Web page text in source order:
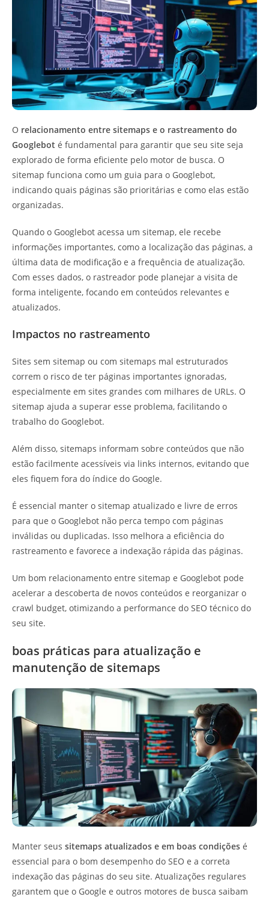
O relacionamento entre sitemaps e o rastreamento do
Googlebot é fundamental para garantir que seu site seja
explorado de forma eficiente pelo motor de busca. O
sitemap funciona como um guia para o Googlebot,
indicando quais páginas são prioritárias e como elas estão
organizadas.
Quando o Googlebot acessa um sitemap, ele recebe
informações importantes, como a localização das páginas, a
última data de modificação e a frequência de atualização.
Com esses dados, o rastreador pode planejar a visita de
forma inteligente, focando em conteúdos relevantes e
atualizados.
Impactos no rastreamento
Sites sem sitemap ou com sitemaps mal estruturados
correm o risco de ter páginas importantes ignoradas,
especialmente em sites grandes com milhares de URLs. O
sitemap ajuda a superar esse problema, facilitando o
trabalho do Googlebot.
Além disso, sitemaps informam sobre conteúdos que não
estão facilmente acessíveis via links internos, evitando que
eles fiquem fora do índice do Google.
É essencial manter o sitemap atualizado e livre de erros
para que o Googlebot não perca tempo com páginas
inválidas ou duplicadas. Isso melhora a eficiência do
rastreamento e favorece a indexação rápida das páginas.
Um bom relacionamento entre sitemap e Googlebot pode
acelerar a descoberta de novos conteúdos e reorganizar o
crawl budget, otimizando a performance do SEO técnico do
seu site.
boas práticas para atualização e
manutenção de sitemaps
Manter seus sitemaps atualizados e em boas condições é
essencial para o bom desempenho do SEO e a correta
indexação das páginas do seu site. Atualizações regulares
garantem que o Google e outros motores de busca saibam